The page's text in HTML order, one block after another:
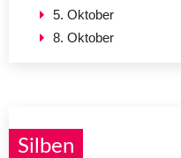
5. Oktober
8. Oktober
Silben